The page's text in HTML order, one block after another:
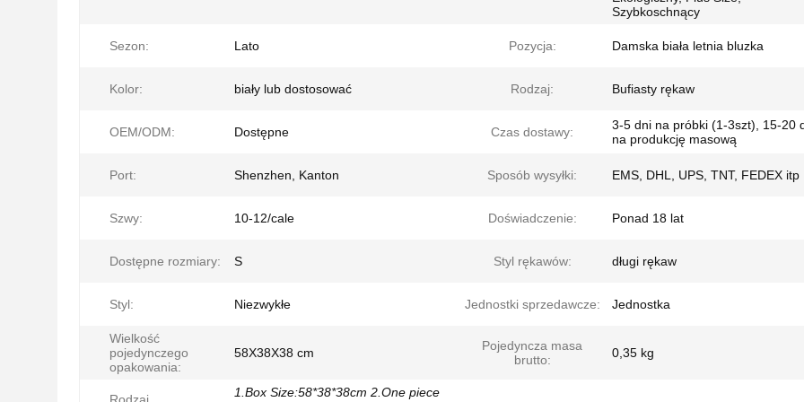
Szybkoschnący
Sezon: Lato Pozycja: Damska biała letnia bluzka
Kolor: biały lub dostosować Rodzaj: Bufiasty rękaw
OEM/ODM: Dostępne Czas dostawy:
3-5 dni na próbki (1-3szt), 15-20
na produkcję masową
Port: Shenzhen, Kanton Sposób wysyłki: EMS, DHL, UPS, TNT, FEDEX itp
Szwy: 10-12/cale Doświadczenie: Ponad 18 lat
Dostępne rozmiary: S Styl rękawów: długi rękaw
Styl: Niezwykłe Jednostki sprzedawcze: Jednostka
Wielkość
pojedynczego
opakowania:
58X38X38 cm
Pojedyncza masa
brutto:
0,35 kg
1.Box Size:58*38*38cm 2.One piece